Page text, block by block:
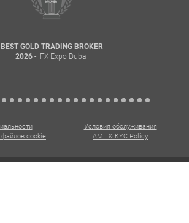
BEST GOLD TRADING BROKER
2026 - iFX Expo Dubai
Условия обслуживания
файлов cookie
AML & KYC Policy